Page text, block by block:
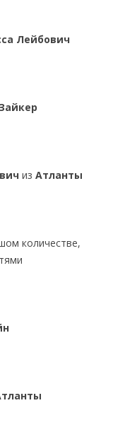
Лейбович
из Атланты
количестве,